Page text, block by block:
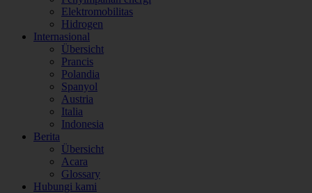
Elektromobilitas
Hidrogen
Internasional
Übersicht
Prancis
Polandia
Spanyol
Austria
Italia
Indonesia
Berita
Übersicht
Acara
Glossary
Hubungi kami